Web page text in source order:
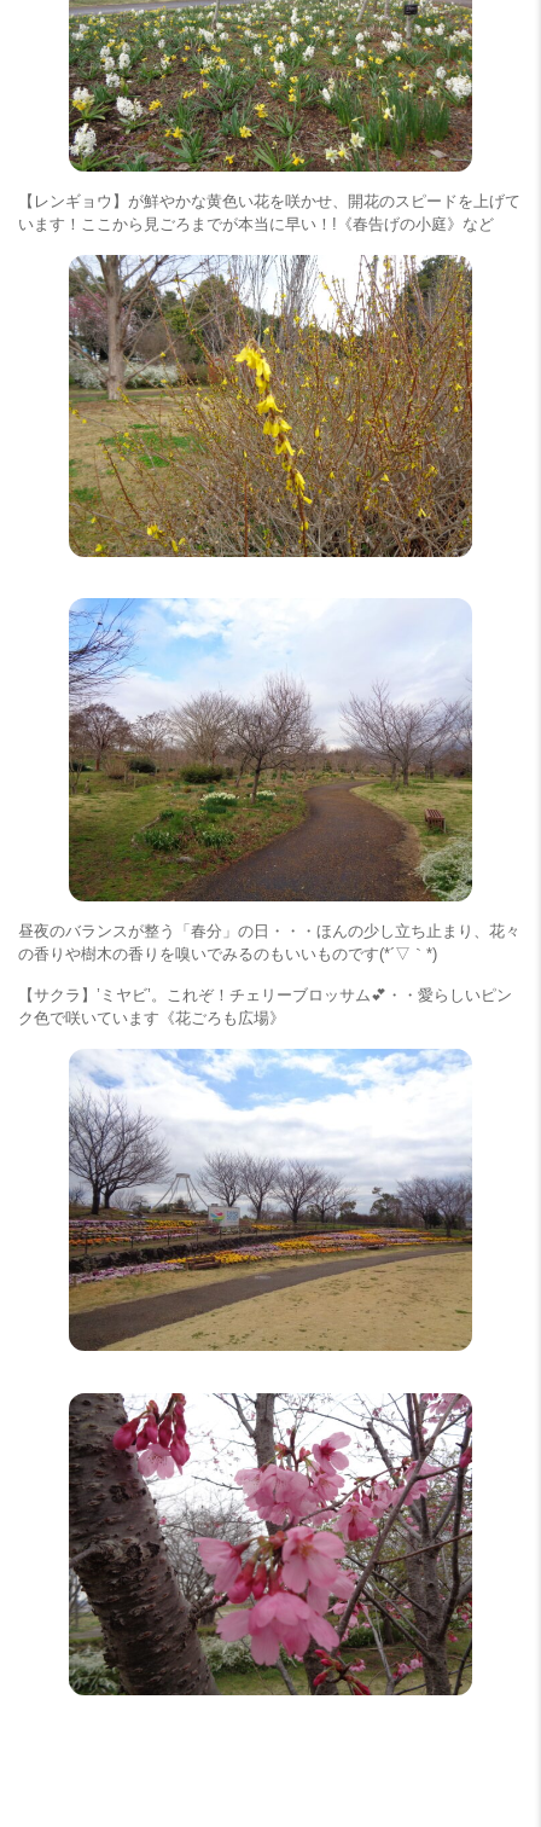
【レンギョウ】が鮮やかな黄色い花を咲かせ、開花のスピードを上げて
います！ここから見ごろまでが本当に早い！!《春告げの小庭》など
昼夜のバランスが整う「春分」の日・・・ほんの少し立ち止まり、花々
の香りや樹木の香りを嗅いでみるのもいいものです(*´▽｀*)
【サクラ】’ミヤビ’。これぞ！チェリーブロッサム💕・・愛らしいピン
ク色で咲いています《花ごろも広場》